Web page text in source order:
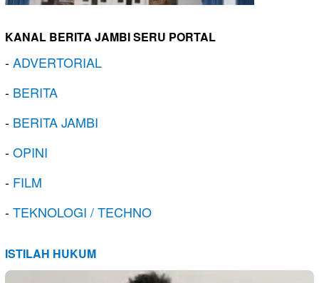
KANAL BERITA JAMBI SERU PORTAL
-ADVERTORIAL
- BERITA
- BERITA JAMBI
-OPINI
- FILM
-TEKNOLOGI / TECHNO
ISTILAH HUKUM